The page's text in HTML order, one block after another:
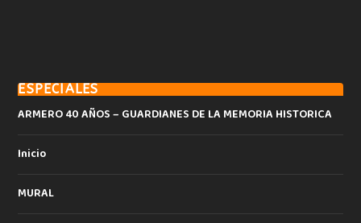
ESPECIALES
ARMERO 40 AÑOS – GUARDIANES DE LA MEMORIA HISTORICA
Inicio
MURAL